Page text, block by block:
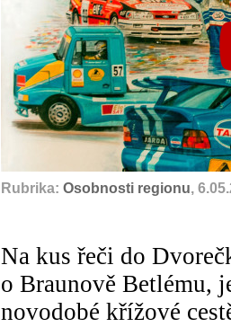
Rubrika: Osobnosti regionu,
Na kus řeči do
o Braunově Betlému,
novodobé křížové